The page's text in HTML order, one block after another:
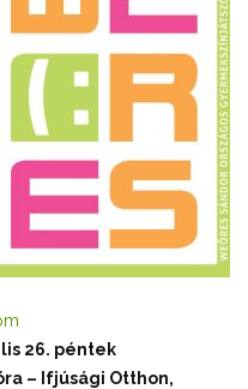
26. péntek
– Ifjúsági Otthon,